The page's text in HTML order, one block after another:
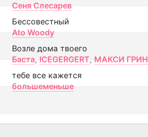
Сеня Слесарев
Бессовестный
Ato Woody
Возле дома твоего
Баста, ICEGERGERT, МАКСИ ГРИН
тебе все кажется
большеменьше